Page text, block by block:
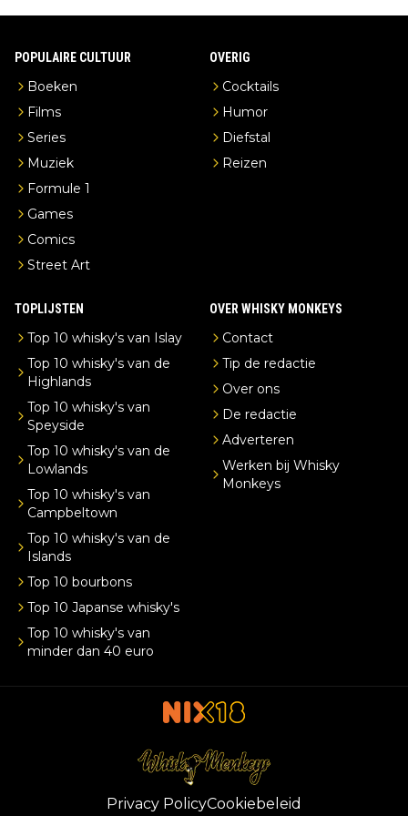
POPULAIRE CULTUUR
Boeken
Films
Series
Muziek
Formule 1
Games
Comics
Street Art
OVERIG
Cocktails
Humor
Diefstal
Reizen
TOPLIJSTEN
Top 10 whisky's van Islay
Top 10 whisky's van de
Highlands
Top 10 whisky's van
Speyside
Top 10 whisky's van de
Lowlands
Top 10 whisky's van
Campbeltown
Top 10 whisky's van de
Islands
Top 10 bourbons
Top 10 Japanse whisky's
Top 10 whisky's van
minder dan 40 euro
OVER WHISKY MONKEYS
Contact
Tip de redactie
Over ons
De redactie
Adverteren
Werken bij Whisky
Monkeys
Privacy PolicyCookiebeleid